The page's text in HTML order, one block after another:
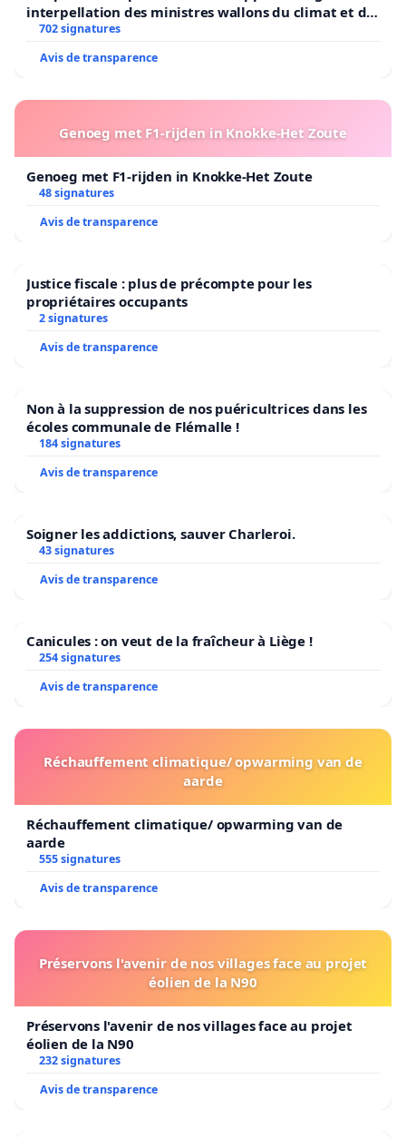
interpellation des ministres wallons du climat et de
l’environnement.
702 signatures
Avis de transparence
Genoeg met F1-rijden in Knokke-Het Zoute
Genoeg met F1-rijden in Knokke-Het Zoute
48 signatures
Avis de transparence
Justice fiscale : plus de précompte pour les
propriétaires occupants
2 signatures
Avis de transparence
Non à la suppression de nos puéricultrices dans les
écoles communale de Flémalle !
184 signatures
Avis de transparence
Soigner les addictions, sauver Charleroi.
43 signatures
Avis de transparence
Canicules : on veut de la fraîcheur à Liège !
254 signatures
Avis de transparence
Réchauffement climatique/ opwarming van de
aarde
Réchauffement climatique/ opwarming van de
aarde
555 signatures
Avis de transparence
Préservons l'avenir de nos villages face au projet
éolien de la N90
Préservons l'avenir de nos villages face au projet
éolien de la N90
232 signatures
Avis de transparence